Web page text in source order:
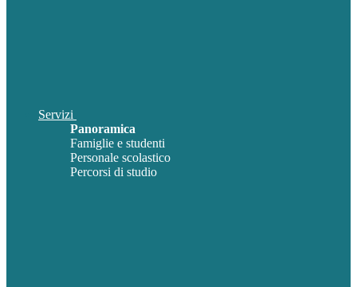
Servizi
Panoramica
Famiglie e studenti
Personale scolastico
Percorsi di studio